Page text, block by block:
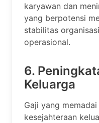
karyawan dan
yang berpotensi
stabilitas
operasional.
6.
Keluarga
Gaji yang
kesejahteraan